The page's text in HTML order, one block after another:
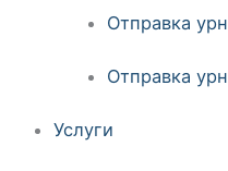
Отправка
Отправка
Услуги